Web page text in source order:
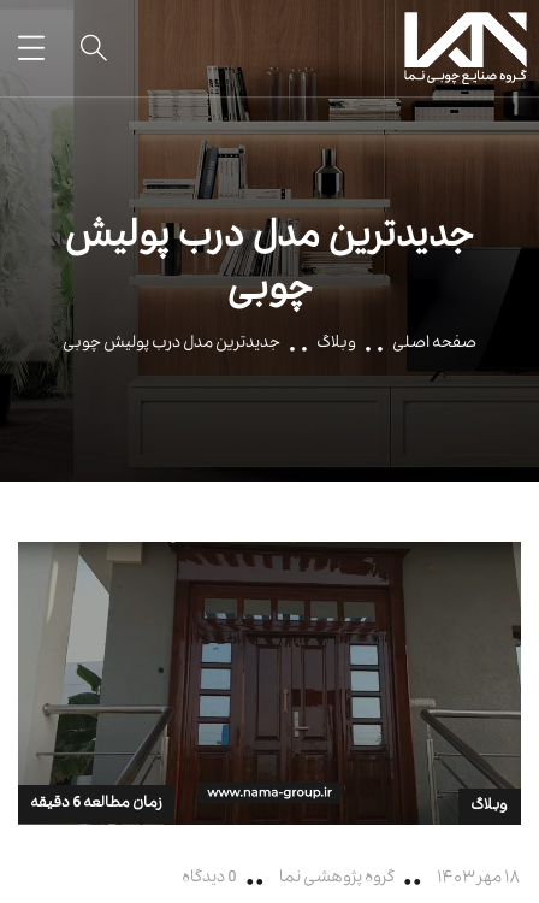
جدیدترین مدل درب پولیش
چوبی
صفحه اصلی وبلاگ جدیدترین مدل درب پولیش چوبی
وبلاگ
۱۸ مهر ۱۴۰۳ گروه پژوهشی نما 0 دیدگاه
زمان مطالعه 6 دقیقه